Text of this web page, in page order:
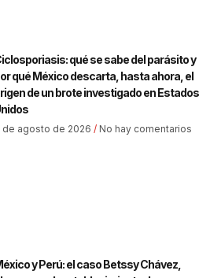
qué se sabe del parásito y
qué México descarta, hasta ahora, el
de un brote investigado en Estados
de agosto de 2026 No hay comentarios
y Perú: el caso Betssy Chávez,